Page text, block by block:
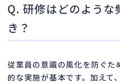
Q. 研修はどのような
き？
従業員の意識の風化を防ぐた
的な実施が基本です。加えて